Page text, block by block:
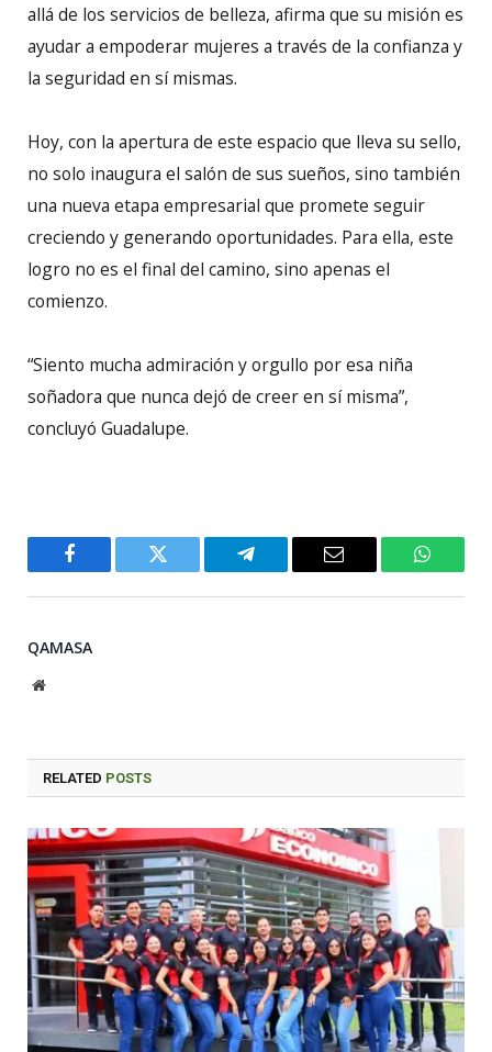
allá de los servicios de belleza, afirma que su misión es
ayudar a empoderar mujeres a través de la confianza y
la seguridad en sí mismas.
Hoy, con la apertura de este espacio que lleva su sello,
no solo inaugura el salón de sus sueños, sino también
una nueva etapa empresarial que promete seguir
creciendo y generando oportunidades. Para ella, este
logro no es el final del camino, sino apenas el
comienzo.
“Siento mucha admiración y orgullo por esa niña
soñadora que nunca dejó de creer en sí misma”,
concluyó Guadalupe.
Facebook Twitter Telegram Email
QAMASA
Website
RELATED POSTS